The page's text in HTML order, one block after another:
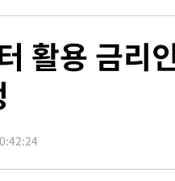
당 30㎜ '강한 비'[내일날씨]
지역엔 호의주의보
3000명 돌파
기고 담벼락 붕괴
만에 숨진 채 발견
본과 한일전
활용 금리